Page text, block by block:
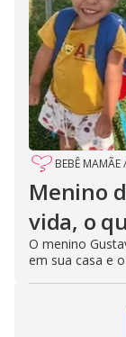
BEBÊ MAMÃE/
Menino
vida, o
O menino
em sua casa e